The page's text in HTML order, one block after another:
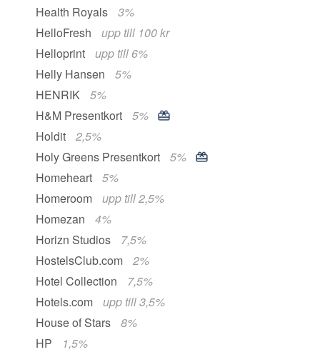
Health Royals
3%
HelloFresh
upp till 100 kr
Helloprint
upp till 6%
Helly Hansen
5%
HENRIK
5%
H&M Presentkort
5%
Holdit
2,5%
Holy Greens Presentkort
5%
Homeheart
5%
Homeroom
upp till 2,5%
Homezan
4%
Horizn Studios
7,5%
HostelsClub.com
2%
Hotel Collection
7,5%
Hotels.com
upp till 3,5%
House of Stars
8%
HP
1,5%